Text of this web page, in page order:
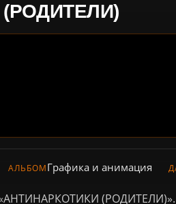
АЛЬБОМГрафика и анимация
(РОДИТЕЛИ)».